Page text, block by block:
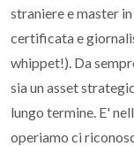
straniere e master
certificata e
whippet!). Da
sia un asset
lungo termine. E'
operiamo ci